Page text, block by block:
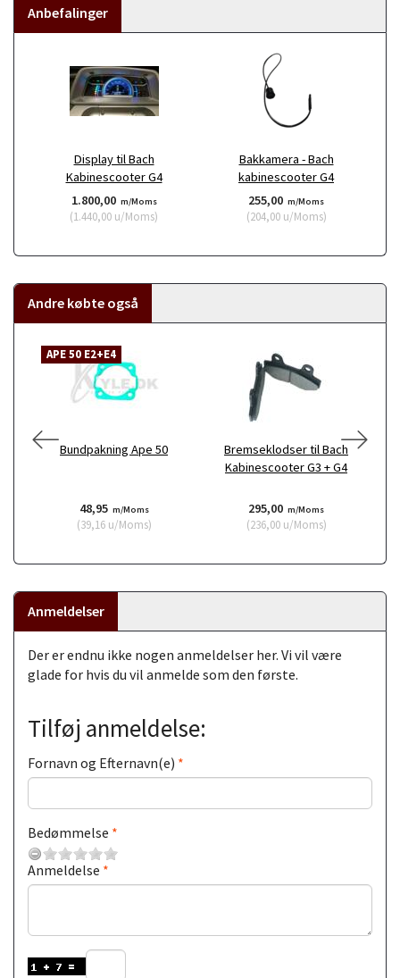
Anbefalinger
Display til Bach
Kabinescooter G4
1.800,00 m/Moms
(1.440,00 u/Moms)
Bakkamera - Bach
kabinescooter G4
255,00 m/Moms
(204,00u/Moms)
Andre købte også
APE 50 E2+E4
Bundpakning Ape 50
48,95 m/Moms
(39,16u/Moms)
Bremseklodser til Bach
Kabinescooter G3 + G4
295,00 m/Moms
(236,00u/Moms)
Anmeldelser
Der er endnu ikke nogen anmeldelser her. Vi vil være
glade for hvis du vil anmelde som den første.
Tilføj anmeldelse:
Fornavn og Efternavn(e)
Bedømmelse
Anmeldelse